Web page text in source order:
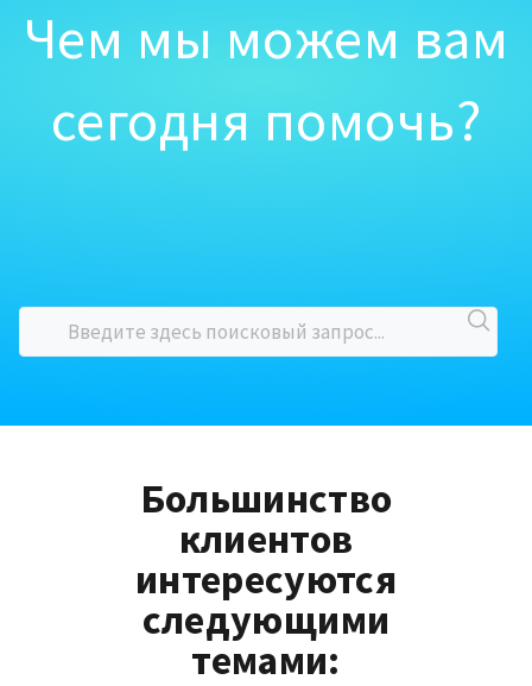
Чем мы можем вам
сегодня помочь?
Большинство
клиентов
интересуются
следующими
темами: